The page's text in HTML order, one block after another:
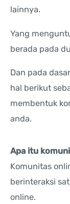
lainnya.
Yang
berada pada
Dan pada
hal berikut
membentuk
anda.
Apa itu
Komunitas
berinteraksi
online.